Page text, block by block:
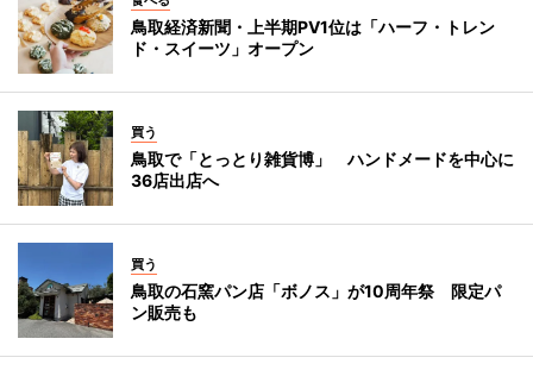
鳥取経済新聞・上半期PV1位は「ハーフ・トレン
ド・スイーツ」オープン
買う
鳥取で「とっとり雑貨博」 ハンドメードを中心に
36店出店へ
買う
鳥取の石窯パン店「ボノス」が10周年祭 限定パ
ン販売も